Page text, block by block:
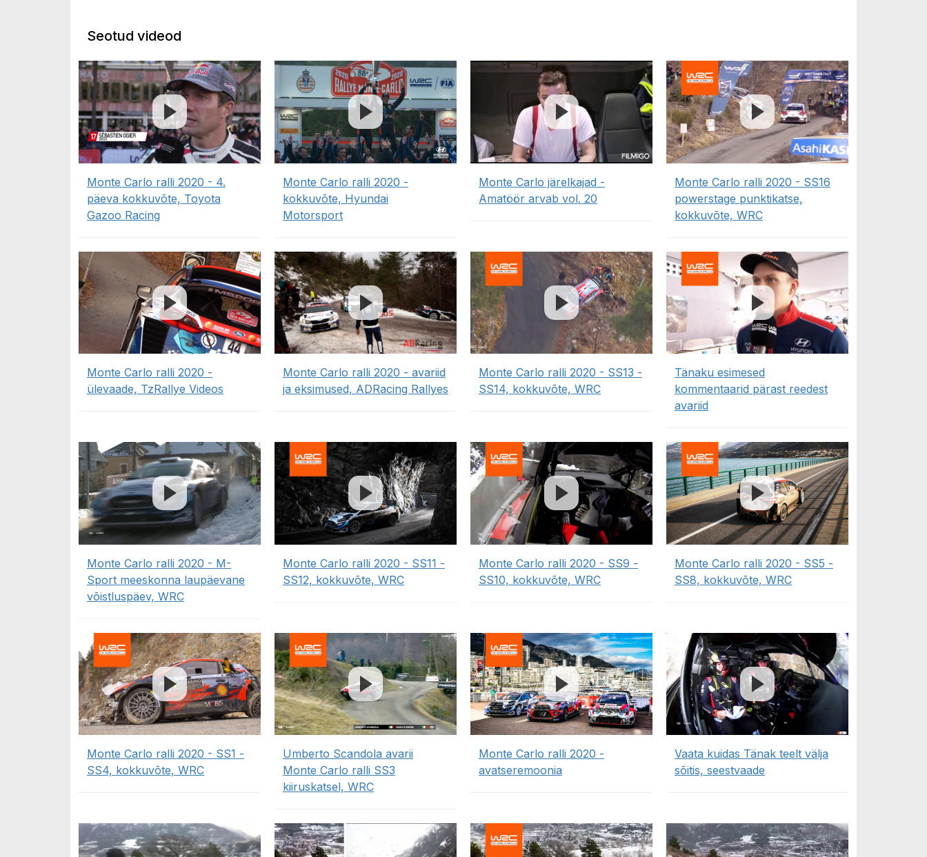
Seotud videod
Monte Carlo ralli 2020 - 4.
päeva kokkuvõte, Toyota
Gazoo Racing
Monte Carlo ralli 2020 -
kokkuvõte, Hyundai
Motorsport
Monte Carlo järelkajad -
Amatöör arvab vol. 20
Monte Carlo ralli 2020 - SS16
powerstage punktikatse,
kokkuvõte, WRC
Monte Carlo ralli 2020 -
ülevaade, TzRallye Videos
Monte Carlo ralli 2020 - avariid
ja eksimused, ADRacing Rallyes
Monte Carlo ralli 2020 - SS13 -
SS14, kokkuvõte, WRC
Tänaku esimesed
kommentaarid pärast reedest
avariid
Monte Carlo ralli 2020 - M-
Sport meeskonna laupäevane
võistluspäev, WRC
Monte Carlo ralli 2020 - SS11 -
SS12, kokkuvõte, WRC
Monte Carlo ralli 2020 - SS9 -
SS10, kokkuvõte, WRC
Monte Carlo ralli 2020 - SS5 -
SS8, kokkuvõte, WRC
Monte Carlo ralli 2020 - SS1 -
SS4, kokkuvõte, WRC
Umberto Scandola avarii
Monte Carlo ralli SS3
kiiruskatsel, WRC
Monte Carlo ralli 2020 -
avatseremoonia
Vaata kuidas Tänak teelt välja
sõitis, seestvaade